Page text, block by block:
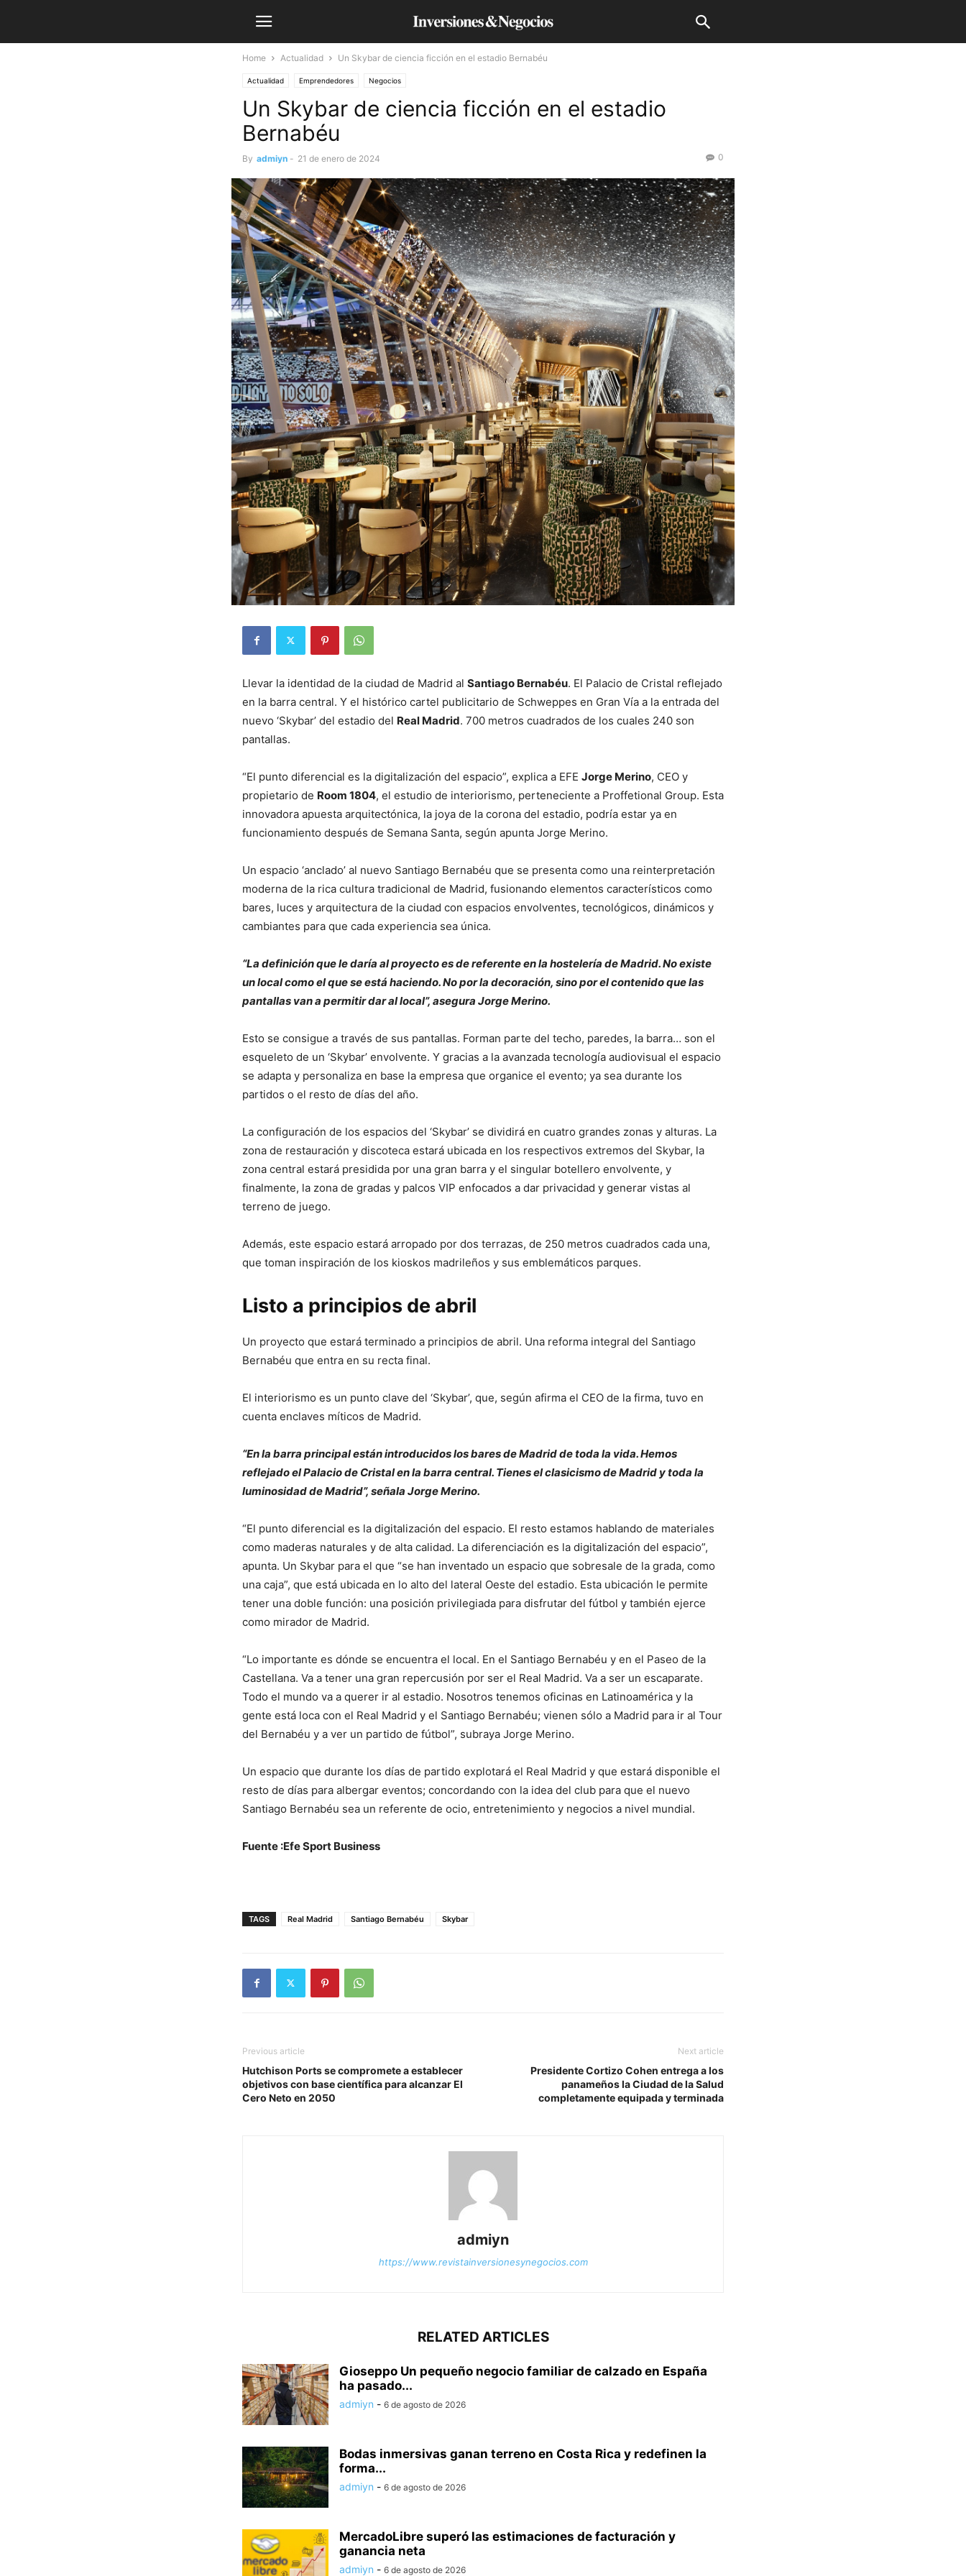
Home Actualidad Un Skybar de ciencia ficción en el estadio Bernabéu
Actualidad Emprendedores Negocios
Un Skybar de ciencia ficción en el estadio
Bernabéu
By admiyn - 21 de enero de 2024 0
Llevar la identidad de la ciudad de Madrid al Santiago Bernabéu. El Palacio de Cristal reflejado
en la barra central. Y el histórico cartel publicitario de Schweppes en Gran Vía a la entrada del
nuevo ‘Skybar’ del estadio del Real Madrid. 700 metros cuadrados de los cuales 240 son
pantallas.
“El punto diferencial es la digitalización del espacio”, explica a EFE Jorge Merino, CEO y
propietario de Room 1804, el estudio de interiorismo, perteneciente a Proffetional Group. Esta
innovadora apuesta arquitectónica, la joya de la corona del estadio, podría estar ya en
funcionamiento después de Semana Santa, según apunta Jorge Merino.
Un espacio ‘anclado’ al nuevo Santiago Bernabéu que se presenta como una reinterpretación
moderna de la rica cultura tradicional de Madrid, fusionando elementos característicos como
bares, luces y arquitectura de la ciudad con espacios envolventes, tecnológicos, dinámicos y
cambiantes para que cada experiencia sea única.
“La definición que le daría al proyecto es de referente en la hostelería de Madrid. No existe
un local como el que se está haciendo. No por la decoración, sino por el contenido que las
pantallas van a permitir dar al local”, asegura Jorge Merino.
Esto se consigue a través de sus pantallas. Forman parte del techo, paredes, la barra… son el
esqueleto de un ‘Skybar’ envolvente. Y gracias a la avanzada tecnología audiovisual el espacio
se adapta y personaliza en base la empresa que organice el evento; ya sea durante los
partidos o el resto de días del año.
La configuración de los espacios del ‘Skybar’ se dividirá en cuatro grandes zonas y alturas. La
zona de restauración y discoteca estará ubicada en los respectivos extremos del Skybar, la
zona central estará presidida por una gran barra y el singular botellero envolvente, y
finalmente, la zona de gradas y palcos VIP enfocados a dar privacidad y generar vistas al
terreno de juego.
Además, este espacio estará arropado por dos terrazas, de 250 metros cuadrados cada una,
que toman inspiración de los kioskos madrileños y sus emblemáticos parques.
Listo a principios de abril
Un proyecto que estará terminado a principios de abril. Una reforma integral del Santiago
Bernabéu que entra en su recta final.
El interiorismo es un punto clave del ‘Skybar’, que, según afirma el CEO de la firma, tuvo en
cuenta enclaves míticos de Madrid.
“En la barra principal están introducidos los bares de Madrid de toda la vida. Hemos
reflejado el Palacio de Cristal en la barra central. Tienes el clasicismo de Madrid y toda la
luminosidad de Madrid”, señala Jorge Merino.
“El punto diferencial es la digitalización del espacio. El resto estamos hablando de materiales
como maderas naturales y de alta calidad. La diferenciación es la digitalización del espacio”,
apunta. Un Skybar para el que “se han inventado un espacio que sobresale de la grada, como
una caja”, que está ubicada en lo alto del lateral Oeste del estadio. Esta ubicación le permite
tener una doble función: una posición privilegiada para disfrutar del fútbol y también ejerce
como mirador de Madrid.
“Lo importante es dónde se encuentra el local. En el Santiago Bernabéu y en el Paseo de la
Castellana. Va a tener una gran repercusión por ser el Real Madrid. Va a ser un escaparate.
Todo el mundo va a querer ir al estadio. Nosotros tenemos oficinas en Latinoamérica y la
gente está loca con el Real Madrid y el Santiago Bernabéu; vienen sólo a Madrid para ir al Tour
del Bernabéu y a ver un partido de fútbol”, subraya Jorge Merino.
Un espacio que durante los días de partido explotará el Real Madrid y que estará disponible el
resto de días para albergar eventos; concordando con la idea del club para que el nuevo
Santiago Bernabéu sea un referente de ocio, entretenimiento y negocios a nivel mundial.
Fuente :Efe Sport Business
TAGS Real Madrid Santiago Bernabéu Skybar
Previous article
Hutchison Ports se compromete a establecer
objetivos con base científica para alcanzar El
Cero Neto en 2050
Next article
Presidente Cortizo Cohen entrega a los
panameños la Ciudad de la Salud
completamente equipada y terminada
admiyn
https://www.revistainversionesynegocios.com
RELATED ARTICLES
Gioseppo Un pequeño negocio familiar de calzado en España
ha pasado...
admiyn - 6 de agosto de 2026
Bodas inmersivas ganan terreno en Costa Rica y redefinen la
forma...
admiyn - 6 de agosto de 2026
MercadoLibre superó las estimaciones de facturación y
ganancia neta
admiyn - 6 de agosto de 2026